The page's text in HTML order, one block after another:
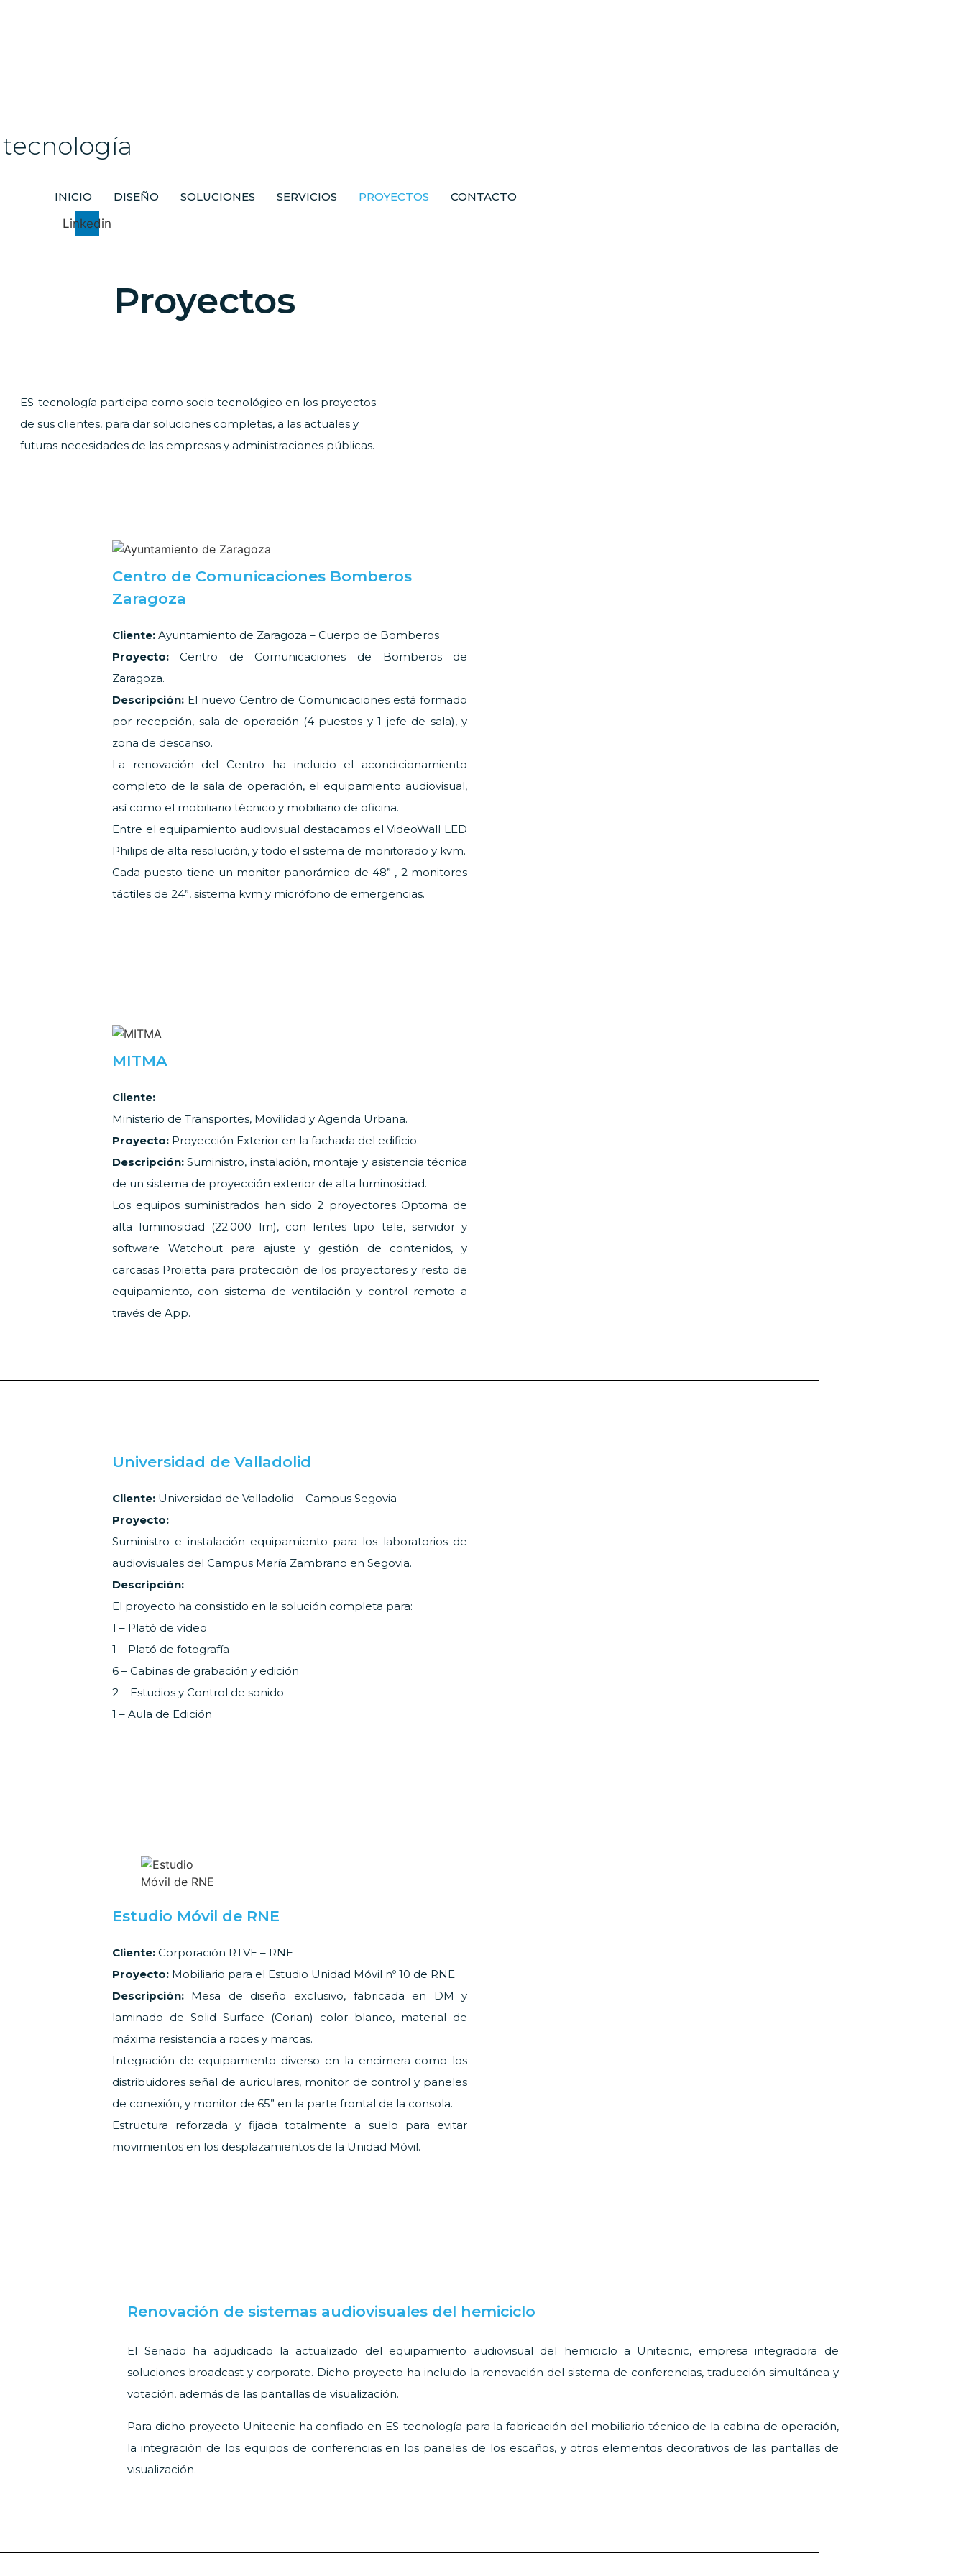
tecnología
INICIO DISEÑO SOLUCIONES SERVICIOS PROYECTOS CONTACTO
Linkedin
Proyectos
ES-tecnología participa como socio tecnológico en los proyectos
de sus clientes, para dar soluciones completas, a las actuales y
futuras necesidades de las empresas y administraciones públicas.
Centro de Comunicaciones Bomberos
Zaragoza
Cliente:Ayuntamiento de Zaragoza – Cuerpo de Bomberos
Proyecto:Centro de Comunicaciones de Bomberos de
Zaragoza.
Descripción: El nuevo Centro de Comunicaciones está formado
por recepción, sala de operación (4 puestos y 1 jefe de sala), y
zona de descanso.
La renovación del Centro ha incluido el acondicionamiento
completo de la sala de operación, el equipamiento audiovisual,
así como el mobiliario técnico y mobiliario de oficina.
Entre el equipamiento audiovisual destacamos el VideoWall LED
Philips de alta resolución, y todo el sistema de monitorado y kvm.
Cada puesto tiene un monitor panorámico de 48” , 2 monitores
táctiles de 24”, sistema kvm y micrófono de emergencias.
MITMA
Cliente:
Ministerio de Transportes, Movilidad y Agenda Urbana.
Proyecto: Proyección Exterior en la fachada del edificio.
Descripción:Suministro, instalación, montaje y asistencia técnica
de un sistema de proyección exterior de alta luminosidad.
Los equipos suministrados han sido 2 proyectores Optoma de
alta luminosidad (22.000 lm), con lentes tipo tele, servidor y
software Watchout para ajuste y gestión de contenidos, y
carcasas Proietta para protección de los proyectores y resto de
equipamiento, con sistema de ventilación y control remoto a
través de App.
Universidad de Valladolid
Cliente:Universidad de Valladolid – Campus Segovia
Proyecto:
Suministro e instalación equipamiento para los laboratorios de
audiovisuales del Campus María Zambrano en Segovia.
Descripción:
El proyecto ha consistido en la solución completa para:
1 – Plató de vídeo
1 – Plató de fotografía
6 – Cabinas de grabación y edición
2 – Estudios y Control de sonido
1 – Aula de Edición
Estudio Móvil de RNE
Cliente:Corporación RTVE – RNE
Proyecto: Mobiliario para el Estudio Unidad Móvil nº 10 de RNE
Descripción: Mesa de diseño exclusivo, fabricada en DM y
laminado de Solid Surface (Corian) color blanco, material de
máxima resistencia a roces y marcas.
Integración de equipamiento diverso en la encimera como los
distribuidores señal de auriculares, monitor de control y paneles
de conexión, y monitor de 65” en la parte frontal de la consola.
Estructura reforzada y fijada totalmente a suelo para evitar
movimientos en los desplazamientos de la Unidad Móvil.
Renovación de sistemas audiovisuales del hemiciclo
El Senado ha adjudicado la actualizado del equipamiento audiovisual del hemiciclo a Unitecnic, empresa integradora de
soluciones broadcast y corporate. Dicho proyecto ha incluido la renovación del sistema de conferencias, traducción simultánea y
votación, además de las pantallas de visualización.
Para dicho proyecto Unitecnic ha confiado en ES-tecnología para la fabricación del mobiliario técnico de la cabina de operación,
la integración de los equipos de conferencias en los paneles de los escaños, y otros elementos decorativos de las pantallas de
visualización.